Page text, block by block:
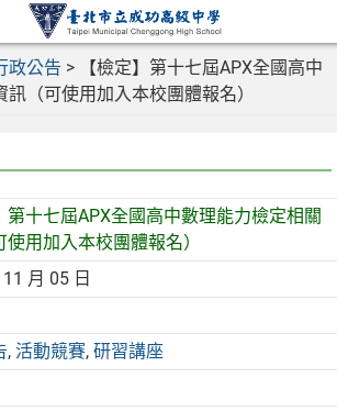
政公告 >
【檢定】第十七屆APX全國高中
（可使用加入本校團體報名）
第十七屆APX全國高中數理能力檢定相關
使用加入本校團體報名）
月 05 日
,活動競賽,研習講座